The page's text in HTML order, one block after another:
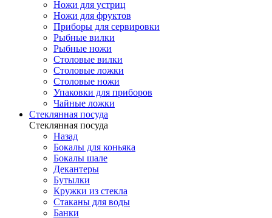
Ножи для устриц
Ножи для фруктов
Приборы для сервировки
Рыбные вилки
Рыбные ножи
Столовые вилки
Столовые ложки
Столовые ножи
Упаковки для приборов
Чайные ложки
Стеклянная посуда
Стеклянная посуда
Назад
Бокалы для коньяка
Бокалы шале
Декантеры
Бутылки
Кружки из стекла
Стаканы для воды
Банки